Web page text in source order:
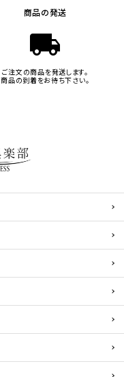
商品の発送
local_shipping
ご注文の商品を発送します。
商品の到着をお待ち下さい。